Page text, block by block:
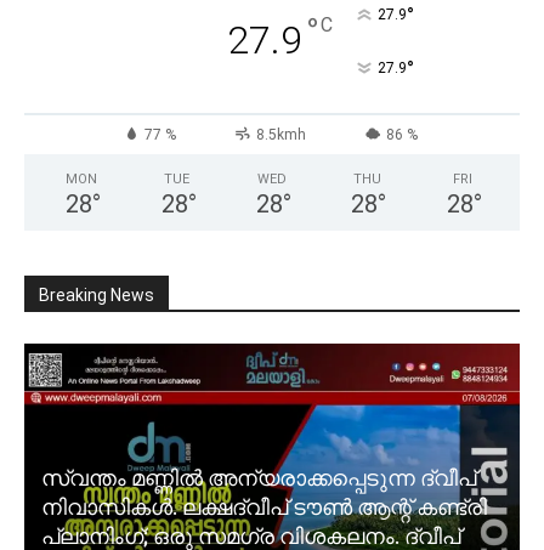
27.9 °C 27.9°
27.9°
77 % 8.5kmh 86 %
MON
28°
TUE
28°
WED
28°
THU
28°
FRI
28°
Breaking News
സ്വന്തം മണ്ണിൽ അന്യരാക്കപ്പെടുന്ന ദ്വീപ്
നിവാസികൾ. ലക്ഷദ്വീപ് ടൗൺ ആന്റ് കണ്ട്രി
പ്ലാനിംഗ്; ഒരു സമഗ്ര വിശകലനം. ദ്വീപ്